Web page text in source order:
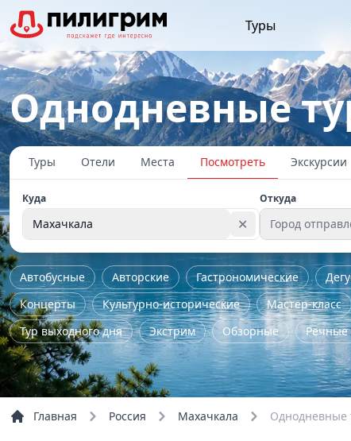
Туры
Однодневные
Туры Отели Места Посмотреть Экскурсии
Куда
Махачкала ✕
Откуда
Город
Автобусные Авторские Гастрономические
Концерты
Культурно-исторические Мастер-класс
Тур выходного дня
Экстрим Обзорные Речные
Главная Россия Махачкала Однодневные